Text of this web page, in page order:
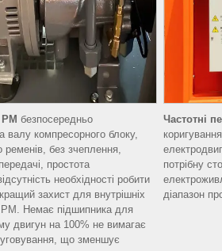
безпосередньо
валу компресорного блоку,
ременів, без зчеплення,
простота
необхідності робити
захист для внутрішніх
Немає підшипника для
двигун на 100% не вимагає
що зменшує
Частотні
потрібну
діапазон